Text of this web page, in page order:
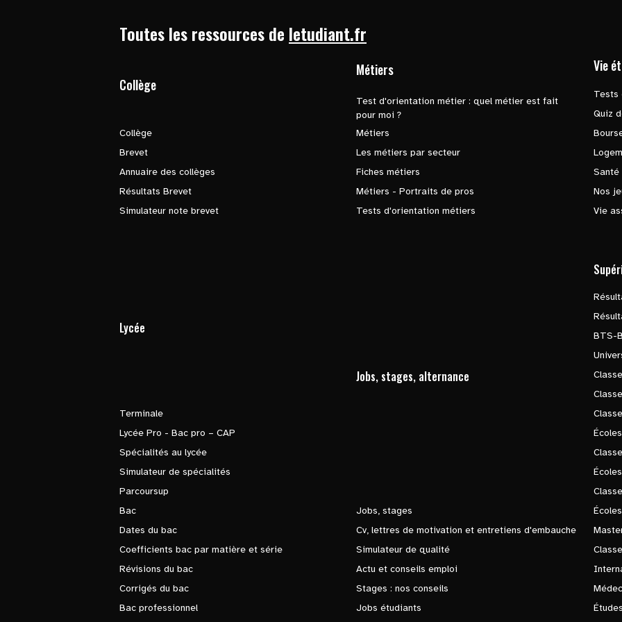
Toutes les ressources de letudiant.fr
Collège
Collège
Brevet
Annuaire des collèges
Résultats Brevet
Simulateur note brevet
Métiers
Test d'orientation métier : quel métier est fait
pour moi ?
Métiers
Les métiers par secteur
Fiches métiers
Métiers - Portraits de pros
Tests d'orientation métiers
Vie
Tests
Quiz
Santé
Nos
Vie
Lycée
Terminale
Lycée Pro - Bac pro – CAP
Spécialités au lycée
Simulateur de spécialités
Parcoursup
Bac
Dates du bac
Coefficients bac par matière et série
Révisions du bac
Corrigés du bac
Bac professionnel
Jobs, stages, alternance
Jobs, stages
Cv, lettres de motivation et entretiens d'embauche
Simulateur de qualité
Actu et conseils emploi
Stages : nos conseils
Jobs étudiants
BTS-